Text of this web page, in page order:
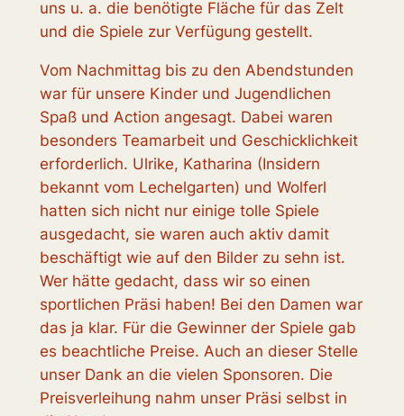
uns u. a. die benötigte Fläche für das Zelt
und die Spiele zur Verfügung gestellt.
Vom Nachmittag bis zu den Abendstunden
war für unsere Kinder und Jugendlichen
Spaß und Action angesagt. Dabei waren
besonders Teamarbeit und Geschicklichkeit
erforderlich. Ulrike, Katharina (Insidern
bekannt vom Lechelgarten) und Wolferl
hatten sich nicht nur einige tolle Spiele
ausgedacht, sie waren auch aktiv damit
beschäftigt wie auf den Bilder zu sehn ist.
Wer hätte gedacht, dass wir so einen
sportlichen Präsi haben! Bei den Damen war
das ja klar. Für die Gewinner der Spiele gab
es beachtliche Preise. Auch an dieser Stelle
unser Dank an die vielen Sponsoren. Die
Preisverleihung nahm unser Präsi selbst in